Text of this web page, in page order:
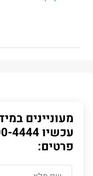
מעוניינים
עכשיו4444
פרטים: